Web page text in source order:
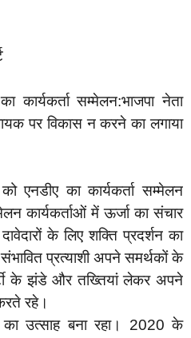
सम्मेलन:भाजपा नेता
पर विकास न करने का लगाया
एनडीए का कार्यकर्ता सम्मेलन
कार्यकर्ताओं में ऊर्जा का संचार
के लिए शक्ति प्रदर्शन का
प्रत्याशी अपने समर्थकों के
के झंडे और तख्तियां लेकर अपने
रहे।
का उत्साह बना रहा। 2020 के